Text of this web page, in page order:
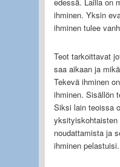
ihminen. Yksin
ihminen tulee
Teot tarkoittavat
saa aikaan ja
Tekevä ihminen
ihminen. Sisällön
Siksi lain teoissa
noudattamista ja
ihminen pelastuisi.